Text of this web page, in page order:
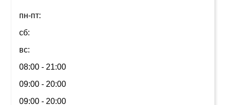
пн-пт:
сб:
вс:
08:00 - 21:00
09:00 - 20:00
09:00 - 20:00